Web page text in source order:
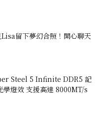
留下夢幻合照！開心聊天
Steel 5 Infinite DDR5 記
學燈效 支援高達 8000MT/s